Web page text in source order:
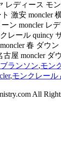
レディース モ
激安 moncler
ン moncler
レール quincy
春 ダウ
古屋 moncler
ランソン,モン
,モンクレール
All